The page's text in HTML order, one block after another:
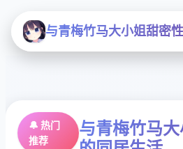
与青梅竹马大小姐甜密
🔔 热门
推荐
与青梅竹马